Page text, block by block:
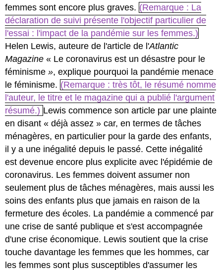
femmes sont encore plus graves. (Remarque : La
déclaration de suivi présente l'objectif particulier de
l'essai : l'impact de la pandémie sur les femmes.)
Helen Lewis, auteure de l'article de l'Atlantic
Magazine « Le coronavirus est un désastre pour le
féminisme», explique pourquoi la pandémie menace
le féminisme. (Remarque : très tôt, le résumé nomme
l'auteur, le titre et le magazine qui a publié l'argument
résumé.) Lewis commence son article par une plainte
en disant « déjà assez » car, en termes de tâches
ménagères, en particulier pour la garde des enfants,
il y a une inégalité depuis le passé. Cette inégalité
est devenue encore plus explicite avec l'épidémie de
coronavirus. Les femmes doivent assumer non
seulement plus de tâches ménagères, mais aussi les
soins des enfants plus que jamais en raison de la
fermeture des écoles. La pandémie a commencé par
une crise de santé publique et s'est accompagnée
d'une crise économique. Lewis soutient que la crise
touche davantage les femmes que les hommes, car
les femmes sont plus susceptibles d'assumer les